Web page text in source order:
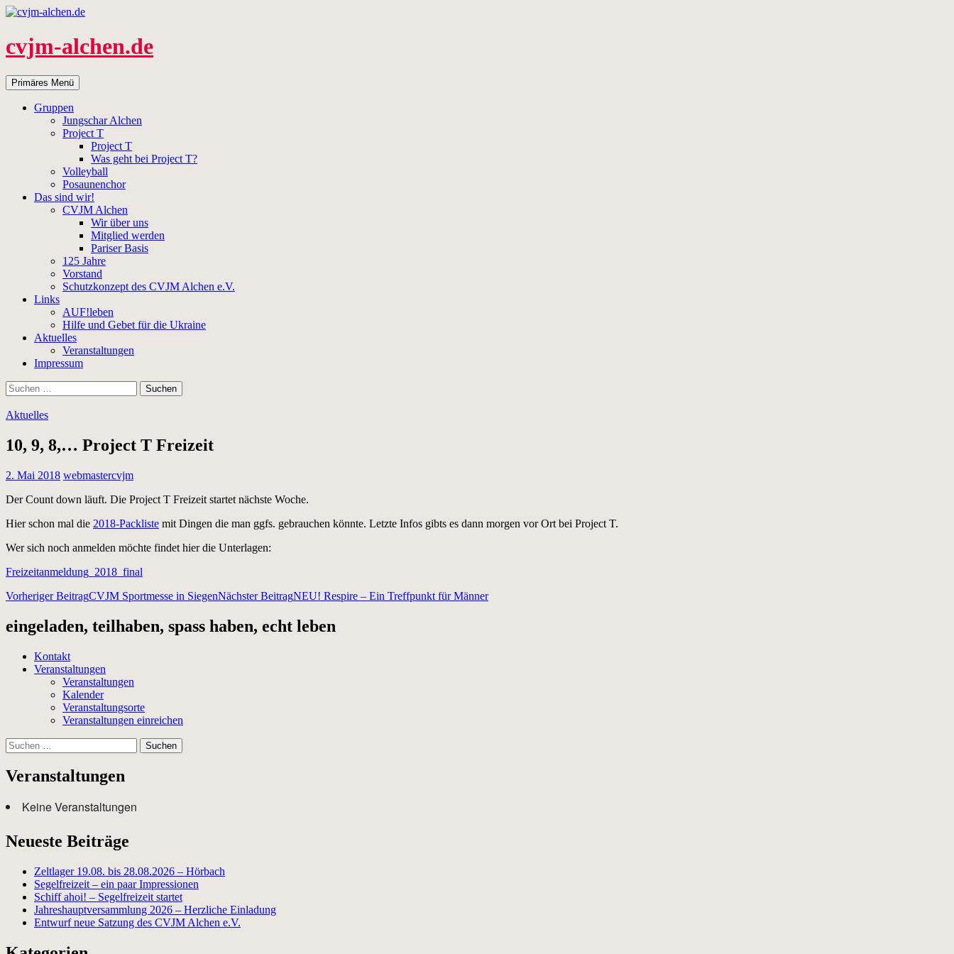
Zum
springen
cvjm-alchen.de
Suchen
Primäres Menü
Gruppen
Jungschar Alchen
Project T
Project T
Was geht bei Project T?
Volleyball
Posaunenchor
Das sind wir!
CVJM Alchen
Wir über uns
Mitglied werden
Pariser Basis
125 Jahre
Vorstand
Schutzkonzept des CVJM Alchen e.V.
Links
AUF!leben
Hilfe und Gebet für die Ukraine
Aktuelles
Veranstaltungen
Impressum
Suchen
nach:
Aktuelles
10, 9, 8,… Project T Freizeit
2. Mai 2018 webmastercvjm
Der Count down läuft. Die Project T Freizeit startet nächste Woche.
Hier schon mal die 2018-Packliste mit Dingen die man ggfs. gebrauchen könnte. Letzte Infos gibts es dann morgen vor Ort bei Project T.
Wer sich noch anmelden möchte findet hier die Unterlagen:
Freizeitanmeldung_2018_final
Beitragsnavigation
Vorheriger BeitragCVJM Sportmesse in SiegenNächster BeitragNEU! Respire – Ein Treffpunkt für Männer
eingeladen, teilhaben, spass haben, echt leben
Kontakt
Veranstaltungen
Veranstaltungen
Kalender
Veranstaltungsorte
Veranstaltungen einreichen
Suchen
nach:
Veranstaltungen
Keine Veranstaltungen
Neueste Beiträge
Zeltlager 19.08. bis 28.08.2026 – Hörbach
Segelfreizeit – ein paar Impressionen
Schiff ahoi! – Segelfreizeit startet
Jahreshauptversammlung 2026 – Herzliche Einladung
Entwurf neue Satzung des CVJM Alchen e.V.